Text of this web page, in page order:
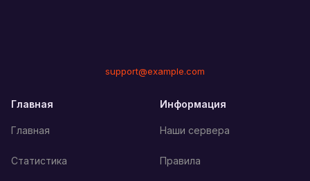
support@example.com
Главная
Главная
Статистика
Информация
Наши сервера
Правила